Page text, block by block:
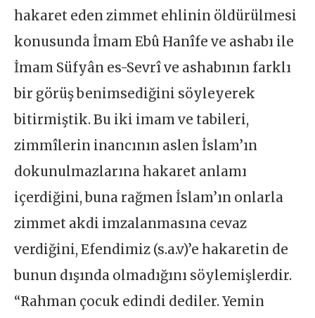
hakaret eden zimmet ehlinin öldürülmesi
konusunda İmam Ebû Hanîfe ve ashabı ile
İmam Süfyân es-Sevrî ve ashabının farklı
bir görüş benimsediğini söyleyerek
bitirmiştik. Bu iki imam ve tabileri,
zimmîlerin inancının aslen İslam’ın
dokunulmazlarına hakaret anlamı
içerdiğini, buna rağmen İslam’ın onlarla
zimmet akdi imzalanmasına cevaz
verdiğini, Efendimiz (s.a.v)’e hakaretin de
bunun dışında olmadığını söylemişlerdir.
“Rahman çocuk edindi dediler. Yemin